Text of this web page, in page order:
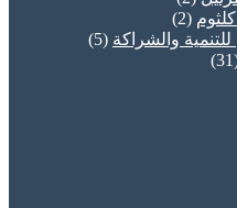
(2)
والشراكة (5)